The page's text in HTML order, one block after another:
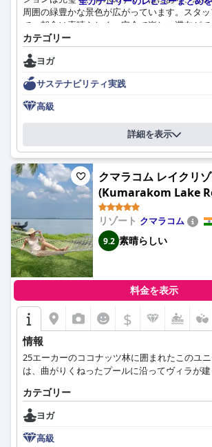
周囲の緑豊かな景色が広がっています。スタ
で、朝食は素晴らしく、安全で楽しい滞在が
統的なケララ様式で美しくデザインされており
築と本格的な素材が使用されています。プラ
のヴィラは、特に素晴らしいロケーションと素
が楽しめます。全体的な清潔さは格別で、スタ
く、ゲストの快適さと楽しさを保証するため
超えるサービスを提供しています。スパでは
が行き届いており、素晴らしい湖の景色を望め
トは夕食の選択肢が限られていると感じました
ェは豪華で、料理の質は素晴らしいです。Wi-
ンスはまちまちでしたが、ホテルの全体的な楽
ではありませんでした。全体的に、Coconut
Kumarakom - A CGH Earth Experienceは、並
超える伝統的な 5 つ星の滞在をお約束する、地
カテゴリー
ヨガ
サステナビリティ実践
高級
詳細を表示
クマラコム レイクリ
(Kumarakom Lake
リゾート クマラコム
9.2 素晴らしい
料金を表示
$
情報
25エーカーのココナッツ林に囲まれたこのユ
は、曲がりくねったプールに沿ってヴィラが建
カテゴリー
ヨガ
高級